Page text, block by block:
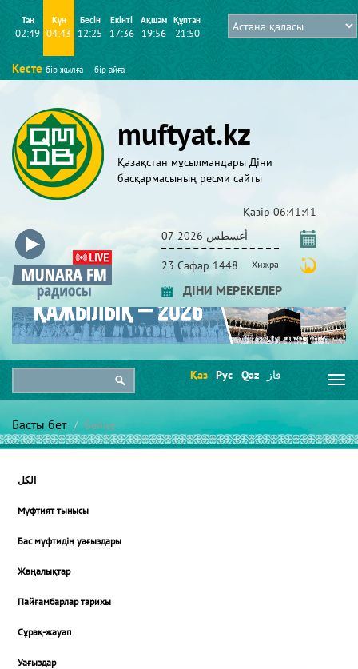
Таң
02:49
Күн
04:43
Бесін
12:25
Екінті
17:36
Ақшам
19:56
Құптан
21:50
Кесте бір жылға бір айға
muftyat.kz
Қазақстан мұсылмандары Діни
басқармасының ресми сайты
Қазір 06:41:41
07 أغسطس 2026
23 Сафар 1448 Хижра
ДІНИ МЕРЕКЕЛЕР
Қаз Рус Qaz قاز
Басты бет Бейне
الكل
Мүфтият тынысы
Бас мүфтидің уағыздары
Жаңалықтар
Пайғамбарлар тарихы
Сұрақ-жауап
Уағыздар